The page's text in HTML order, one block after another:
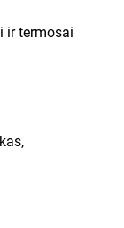
ir termosai